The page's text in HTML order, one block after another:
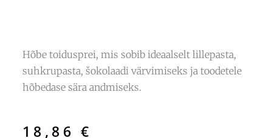
Hõbe toidusprei, mis sobib ideaalselt lillepasta,
suhkrupasta, šokolaadi värvimiseks ja toodetele
hõbedase sära andmiseks.
18,86€